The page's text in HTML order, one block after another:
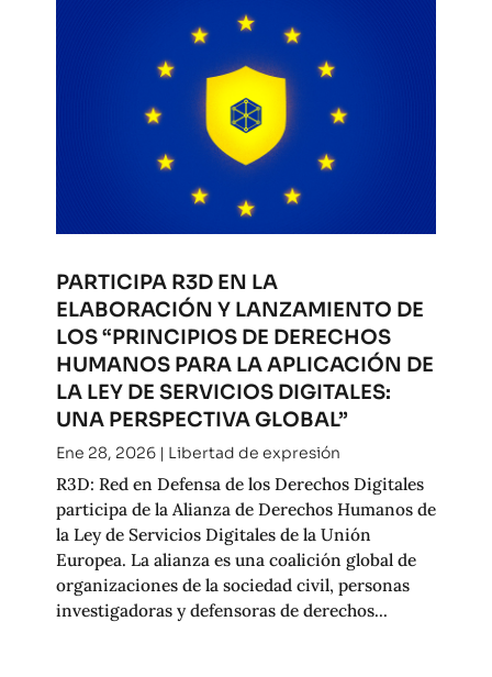
PARTICIPA R3D EN LA
ELABORACIÓN Y LANZAMIENTO DE
LOS “PRINCIPIOS DE DERECHOS
HUMANOS PARA LA APLICACIÓN DE
LA LEY DE SERVICIOS DIGITALES:
UNA PERSPECTIVA GLOBAL”
Ene 28, 2026| Libertad de expresión
R3D: Red en Defensa de los Derechos Digitales
participa de la Alianza de Derechos Humanos de
la Ley de Servicios Digitales de la Unión
Europea. La alianza es una coalición global de
organizaciones de la sociedad civil, personas
investigadoras y defensoras de derechos...